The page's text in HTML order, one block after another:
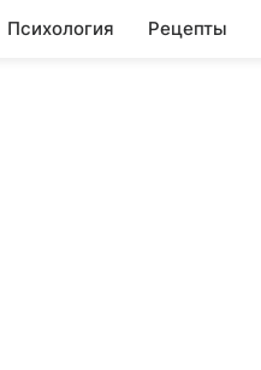
Психология Рецепты